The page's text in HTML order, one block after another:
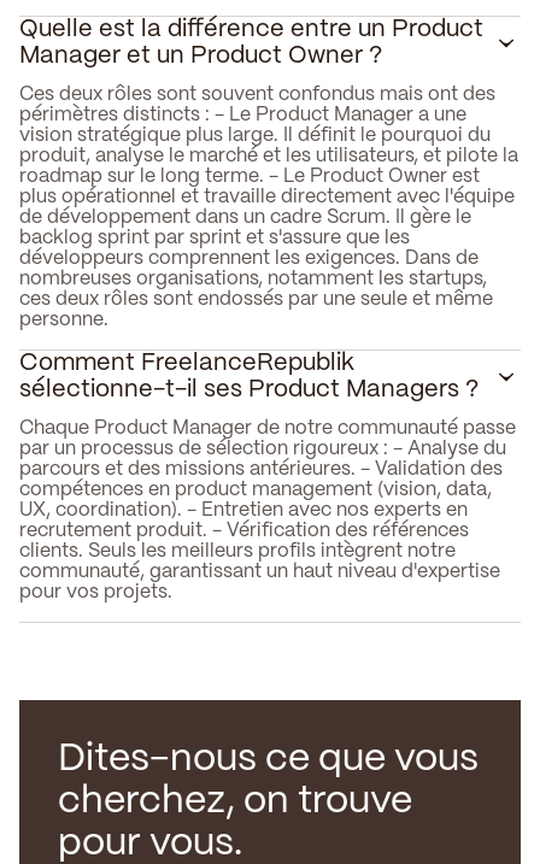
Quelle est la différence entre un Product
Manager et un Product Owner ?
Ces deux rôles sont souvent confondus mais ont des
périmètres distincts : - Le Product Manager a une
vision stratégique plus large. Il définit le pourquoi du
produit, analyse le marché et les utilisateurs, et pilote la
roadmap sur le long terme. - Le Product Owner est
plus opérationnel et travaille directement avec l'équipe
de développement dans un cadre Scrum. Il gère le
backlog sprint par sprint et s'assure que les
développeurs comprennent les exigences. Dans de
nombreuses organisations, notamment les startups,
ces deux rôles sont endossés par une seule et même
personne.
Comment FreelanceRepublik
sélectionne-t-il ses Product Managers ?
Chaque Product Manager de notre communauté passe
par un processus de sélection rigoureux : - Analyse du
parcours et des missions antérieures. - Validation des
compétences en product management (vision, data,
UX, coordination). - Entretien avec nos experts en
recrutement produit. - Vérification des références
clients. Seuls les meilleurs profils intègrent notre
communauté, garantissant un haut niveau d'expertise
pour vos projets.
Dites-nous ce que vous
cherchez, on trouve
pour vous.